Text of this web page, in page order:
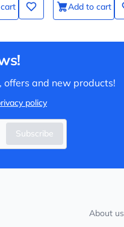
Add to cart
and new products!
policy
Subscribe
About us